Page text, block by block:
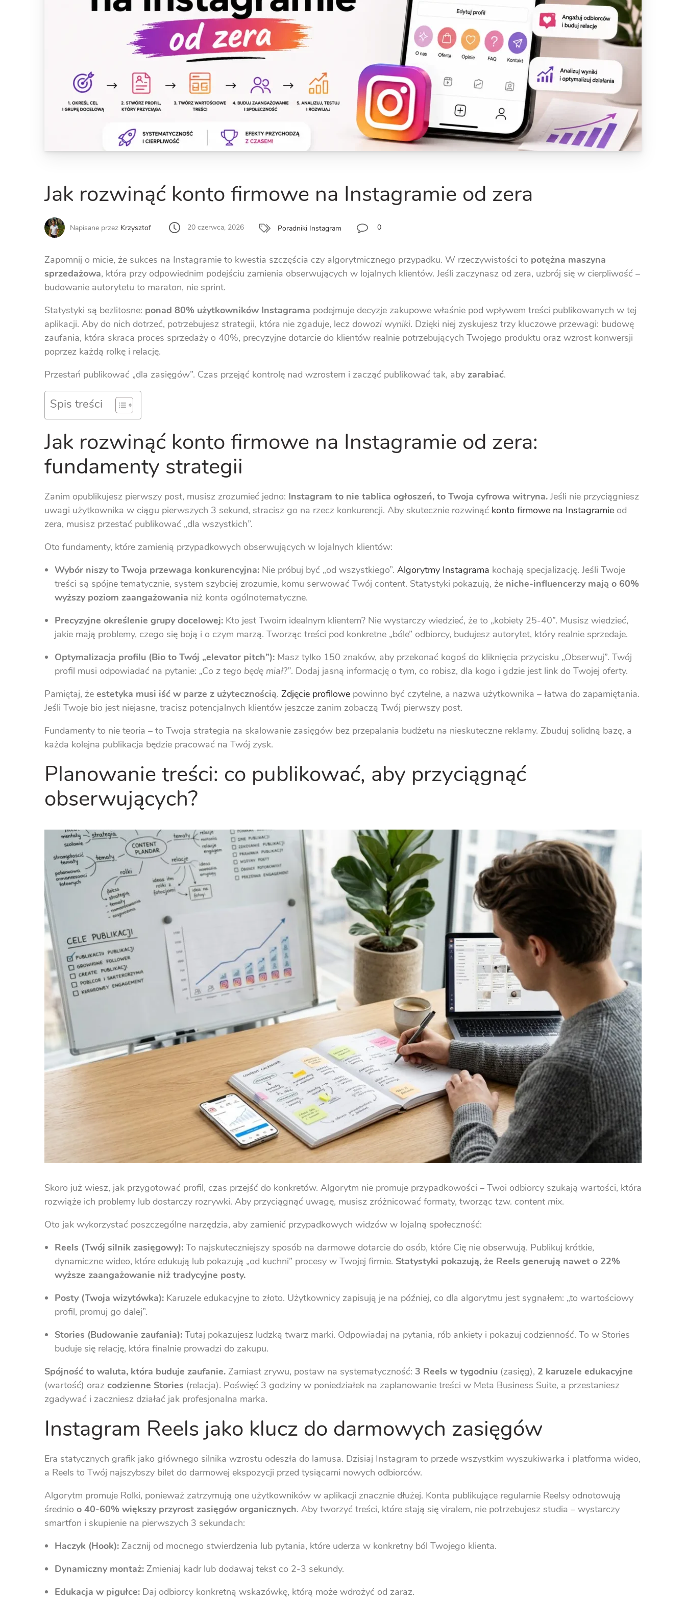
Jak rozwinąć konto firmowe na Instagramie od zera
Napisane przez Krzysztof 20 czerwca, 2026 Poradniki Instagram 0
Zapomnij o micie, że sukces na Instagramie to kwestia szczęścia czy algorytmicznego przypadku. W rzeczywistości to potężna maszyna
sprzedażowa, która przy odpowiednim podejściu zamienia obserwujących w lojalnych klientów. Jeśli zaczynasz od zera, uzbrój się w cierpliwość –
budowanie autorytetu to maraton, nie sprint.
Statystyki są bezlitosne: ponad 80% użytkowników Instagrama podejmuje decyzje zakupowe właśnie pod wpływem treści publikowanych w tej
aplikacji. Aby do nich dotrzeć, potrzebujesz strategii, która nie zgaduje, lecz dowozi wyniki. Dzięki niej zyskujesz trzy kluczowe przewagi: budowę
zaufania, która skraca proces sprzedaży o 40%, precyzyjne dotarcie do klientów realnie potrzebujących Twojego produktu oraz wzrost konwersji
poprzez każdą rolkę i relację.
Przestań publikować „dla zasięgów”. Czas przejąć kontrolę nad wzrostem i zacząć publikować tak, aby zarabiać.
Spis treści
Jak rozwinąć konto firmowe na Instagramie od zera:
fundamenty strategii
Zanim opublikujesz pierwszy post, musisz zrozumieć jedno: Instagram to nie tablica ogłoszeń, to Twoja cyfrowa witryna. Jeśli nie przyciągniesz
uwagi użytkownika w ciągu pierwszych 3 sekund, stracisz go na rzecz konkurencji. Aby skutecznie rozwinąć konto firmowe na Instagramie od
zera, musisz przestać publikować „dla wszystkich”.
Oto fundamenty, które zamienią przypadkowych obserwujących w lojalnych klientów:
Wybór niszy to Twoja przewaga konkurencyjna: Nie próbuj być „od wszystkiego”. Algorytmy Instagrama kochają specjalizację. Jeśli Twoje
treści są spójne tematycznie, system szybciej zrozumie, komu serwować Twój content. Statystyki pokazują, że niche-influencerzy mają o 60%
wyższy poziom zaangażowania niż konta ogólnotematyczne.
Precyzyjne określenie grupy docelowej: Kto jest Twoim idealnym klientem? Nie wystarczy wiedzieć, że to „kobiety 25-40”. Musisz wiedzieć,
jakie mają problemy, czego się boją i o czym marzą. Tworząc treści pod konkretne „bóle” odbiorcy, budujesz autorytet, który realnie sprzedaje.
Optymalizacja profilu (Bio to Twój „elevator pitch”): Masz tylko 150 znaków, aby przekonać kogoś do kliknięcia przycisku „Obserwuj”. Twój
profil musi odpowiadać na pytanie: „Co z tego będę miał?”. Dodaj jasną informację o tym, co robisz, dla kogo i gdzie jest link do Twojej oferty.
Pamiętaj, że estetyka musi iść w parze z użytecznością. Zdjęcie profilowe powinno być czytelne, a nazwa użytkownika – łatwa do zapamiętania.
Jeśli Twoje bio jest niejasne, tracisz potencjalnych klientów jeszcze zanim zobaczą Twój pierwszy post.
Fundamenty to nie teoria – to Twoja strategia na skalowanie zasięgów bez przepalania budżetu na nieskuteczne reklamy. Zbuduj solidną bazę, a
każda kolejna publikacja będzie pracować na Twój zysk.
Planowanie treści: co publikować, aby przyciągnąć
obserwujących?
Skoro już wiesz, jak przygotować profil, czas przejść do konkretów. Algorytm nie promuje przypadkowości – Twoi odbiorcy szukają wartości, która
rozwiąże ich problemy lub dostarczy rozrywki. Aby przyciągnąć uwagę, musisz zróżnicować formaty, tworząc tzw. content mix.
Oto jak wykorzystać poszczególne narzędzia, aby zamienić przypadkowych widzów w lojalną społeczność:
Reels (Twój silnik zasięgowy): To najskuteczniejszy sposób na darmowe dotarcie do osób, które Cię nie obserwują. Publikuj krótkie,
dynamiczne wideo, które edukują lub pokazują „od kuchni” procesy w Twojej firmie. Statystyki pokazują, że Reels generują nawet o 22%
wyższe zaangażowanie niż tradycyjne posty.
Posty (Twoja wizytówka): Karuzele edukacyjne to złoto. Użytkownicy zapisują je na później, co dla algorytmu jest sygnałem: „to wartościowy
profil, promuj go dalej”.
Stories (Budowanie zaufania): Tutaj pokazujesz ludzką twarz marki. Odpowiadaj na pytania, rób ankiety i pokazuj codzienność. To w Stories
buduje się relację, która finalnie prowadzi do zakupu.
Spójność to waluta, która buduje zaufanie. Zamiast zrywu, postaw na systematyczność: 3 Reels w tygodniu (zasięg), 2 karuzele edukacyjne
(wartość) oraz codzienne Stories (relacja). Poświęć 3 godziny w poniedziałek na zaplanowanie treści w Meta Business Suite, a przestaniesz
zgadywać i zaczniesz działać jak profesjonalna marka.
Instagram Reels jako klucz do darmowych zasięgów
Era statycznych grafik jako głównego silnika wzrostu odeszła do lamusa. Dzisiaj Instagram to przede wszystkim wyszukiwarka i platforma wideo,
a Reels to Twój najszybszy bilet do darmowej ekspozycji przed tysiącami nowych odbiorców.
Algorytm promuje Rolki, ponieważ zatrzymują one użytkowników w aplikacji znacznie dłużej. Konta publikujące regularnie Reelsy odnotowują
średnio o 40-60% większy przyrost zasięgów organicznych. Aby tworzyć treści, które stają się viralem, nie potrzebujesz studia – wystarczy
smartfon i skupienie na pierwszych 3 sekundach:
Haczyk (Hook): Zacznij od mocnego stwierdzenia lub pytania, które uderza w konkretny ból Twojego klienta.
Dynamiczny montaż: Zmieniaj kadr lub dodawaj tekst co 2-3 sekundy.
Edukacja w pigułce: Daj odbiorcy konkretną wskazówkę, którą może wdrożyć od zaraz.